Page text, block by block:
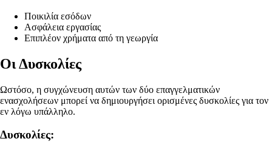
Ποικιλία εσόδων
Ασφάλεια εργασίας
Επιπλέον χρήματα από τη γεωργία
Οι Δυσκολίες
Ωστόσο, η συγχώνευση αυτών των δύο επαγγελματικών
ενασχολήσεων μπορεί να δημιουργήσει ορισμένες δυσκολίες για τον
εν λόγω υπάλληλο.
Δυσκολίες: